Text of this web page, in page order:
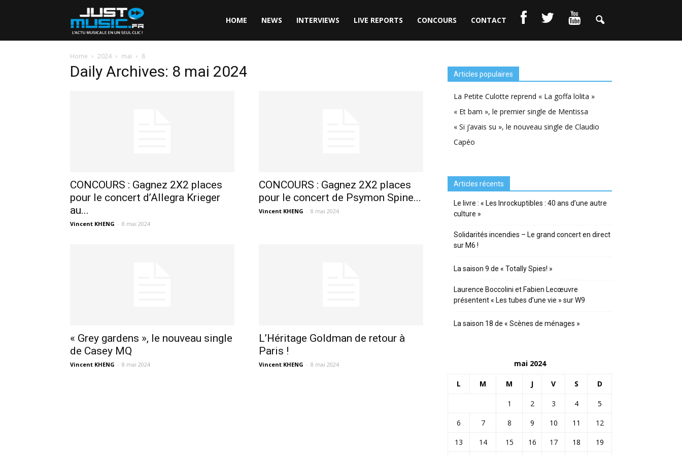
HOME NEWS INTERVIEWS LIVE REPORTS CONCOURS CONTACT
Home 2024 mai 8
Daily Archives: 8 mai 2024
CONCOURS : Gagnez 2X2 places
pour le concert d’Allegra Krieger
au...
Vincent KHENG - 8 mai 2024
CONCOURS : Gagnez 2X2 places
pour le concert de Psymon Spine...
Vincent KHENG - 8 mai 2024
« Grey gardens », le nouveau single
de Casey MQ
Vincent KHENG - 8 mai 2024
L’Héritage Goldman de retour à
Paris !
Vincent KHENG - 8 mai 2024
Articles populaires
La Petite Culotte reprend « La goffa lolita »
« Et bam », le premier single de Mentissa
« Si j’avais su », le nouveau single de Claudio
Capéo
Articles récents
Le livre : « Les Inrockuptibles : 40 ans d’une autre
culture »
Solidarités incendies – Le grand concert en direct
sur M6 !
La saison 9 de « Totally Spies! »
Laurence Boccolini et Fabien Lecœuvre
présentent « Les tubes d’une vie » sur W9
La saison 18 de « Scènes de ménages »
mai 2024
L M M J V S D
1 2 3 4
5
6
7 8 9 10 11
12
13
14 15 16 17 18 19